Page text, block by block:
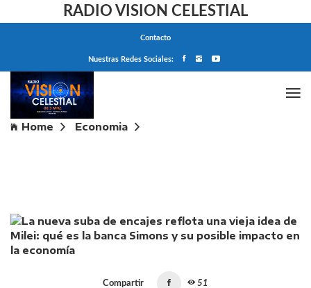
RADIO VISION CELESTIAL
Contacto
Nuestras Redes Sociales:
Home
Economia
Compartir 51